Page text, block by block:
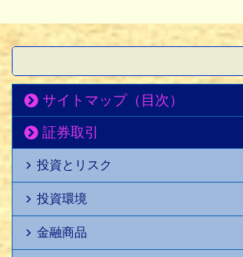
サイトマップ（目次）
証券取引
投資とリスク
投資環境
金融商品